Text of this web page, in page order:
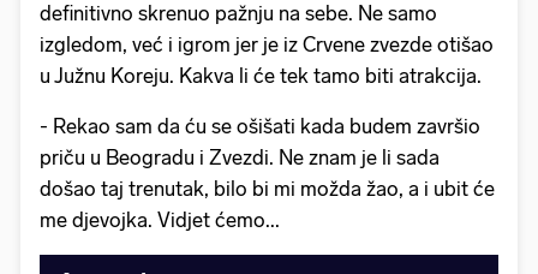
definitivno skrenuo pažnju na sebe. Ne samo
izgledom, već i igrom jer je iz Crvene zvezde otišao
u Južnu Koreju. Kakva li će tek tamo biti atrakcija.
- Rekao sam da ću se ošišati kada budem završio
priču u Beogradu i Zvezdi. Ne znam je li sada
došao taj trenutak, bilo bi mi možda žao, a i ubit će
me djevojka. Vidjet ćemo...